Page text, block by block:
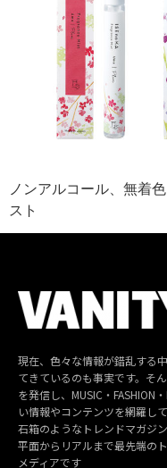
ノンアルコール、無着
スト
現在、色々な情報が錯乱する
てきているのも事実です。そ
を発信し、MUSIC・FASHION
い情報やコンテンツを網羅し
石箱のようなトレンドマガジ
平面からリアルまで最先端の
メディアです